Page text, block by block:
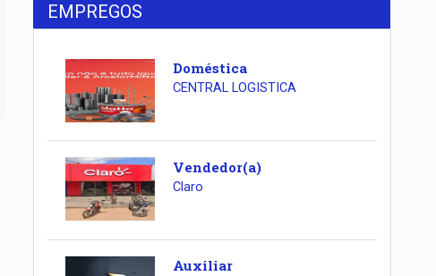
EMPREGOS
Doméstica
CENTRAL LOGISTICA
Vendedor(a)
Claro
Auxiliar